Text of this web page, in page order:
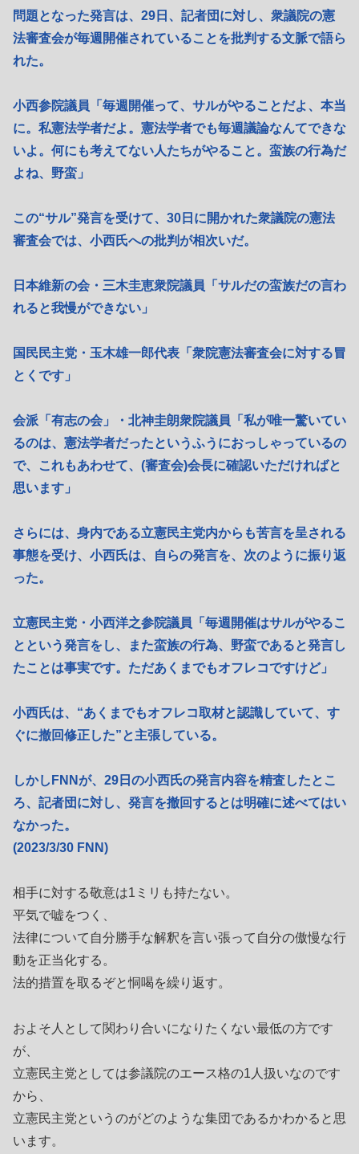
問題となった発言は、29日、記者団に対し、衆議院の憲
法審査会が毎週開催されていることを批判する文脈で語ら
れた。
小西参院議員「毎週開催って、サルがやることだよ、本当
に。私憲法学者だよ。憲法学者でも毎週議論なんてできな
いよ。何にも考えてない人たちがやること。蛮族の行為だ
よね、野蛮」
この“サル”発言を受けて、30日に開かれた衆議院の憲法
審査会では、小西氏への批判が相次いだ。
日本維新の会・三木圭恵衆院議員「サルだの蛮族だの言わ
れると我慢ができない」
国民民主党・玉木雄一郎代表「衆院憲法審査会に対する冒
とくです」
会派「有志の会」・北神圭朗衆院議員「私が唯一驚いてい
るのは、憲法学者だったというふうにおっしゃっているの
で、これもあわせて、(審査会)会長に確認いただければと
思います」
さらには、身内である立憲民主党内からも苦言を呈される
事態を受け、小西氏は、自らの発言を、次のように振り返
った。
立憲民主党・小西洋之参院議員「毎週開催はサルがやるこ
とという発言をし、また蛮族の行為、野蛮であると発言し
たことは事実です。ただあくまでもオフレコですけど」
小西氏は、“あくまでもオフレコ取材と認識していて、す
ぐに撤回修正した”と主張している。
しかしFNNが、29日の小西氏の発言内容を精査したとこ
ろ、記者団に対し、発言を撤回するとは明確に述べてはい
なかった。
(2023/3/30 FNN)
相手に対する敬意は1ミリも持たない。
平気で嘘をつく、
法律について自分勝手な解釈を言い張って自分の傲慢な行
動を正当化する。
法的措置を取るぞと恫喝を繰り返す。
およそ人として関わり合いになりたくない最低の方です
が、
立憲民主党としては参議院のエース格の1人扱いなのです
から、
立憲民主党というのがどのような集団であるかわかると思
います。